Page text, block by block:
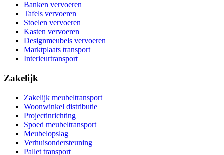
Banken vervoeren
Tafels vervoeren
Stoelen vervoeren
Kasten vervoeren
Designmeubels vervoeren
Marktplaats transport
Interieurtransport
Zakelijk
Zakelijk meubeltransport
Woonwinkel distributie
Projectinrichting
Spoed meubeltransport
Meubelopslag
Verhuisondersteuning
Pallet transport